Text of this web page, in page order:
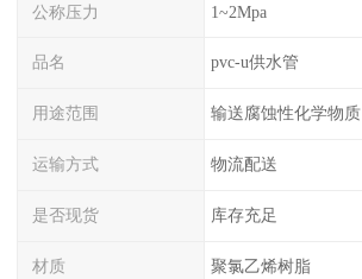
公称压力 1~2Mpa
品名 pvc-u供水管
用途范围 输送腐蚀性化学物质
运输方式 物流配送
是否现货 库存充足
材质 聚氯乙烯树脂